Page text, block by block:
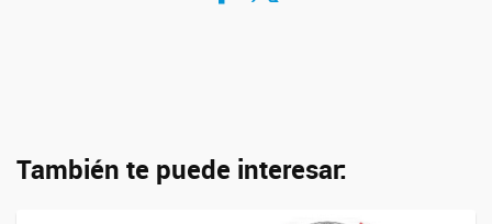
También te puede interesar: